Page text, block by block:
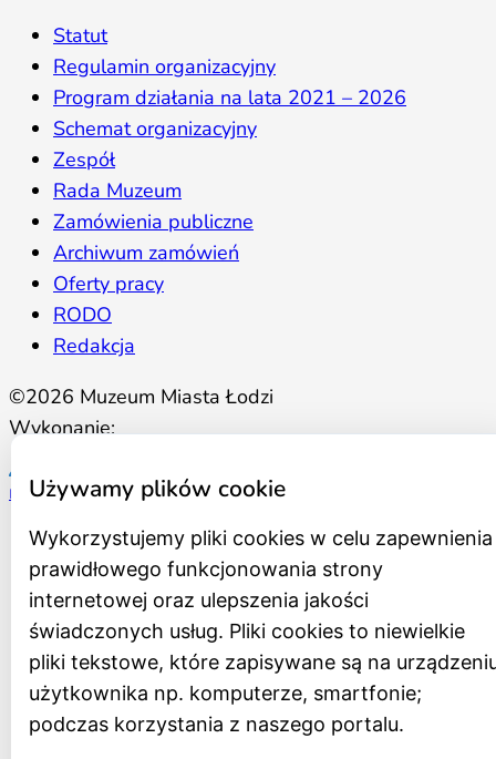
Statut
Regulamin organizacyjny
Program działania na lata 2021 – 2026
Schemat organizacyjny
Zespół
Rada Muzeum
Zamówienia publiczne
Archiwum zamówień
Oferty pracy
RODO
Redakcja
©2026 Muzeum Miasta Łodzi
Wykonanie:
mediamachina.net
Używamy plików cookie
Wykorzystujemy pliki cookies w celu zapewnienia
prawidłowego funkcjonowania strony
internetowej oraz ulepszenia jakości
świadczonych usług. Pliki cookies to niewielkie
pliki tekstowe, które zapisywane są na
użytkownika np. komputerze, smartfonie;
podczas korzystania z naszego portalu.